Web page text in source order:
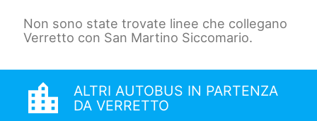
Non sono state trovate linee che collegano
Verretto con San Martino Siccomario.
location_city
ALTRI AUTOBUS IN PARTENZA
DA VERRETTO